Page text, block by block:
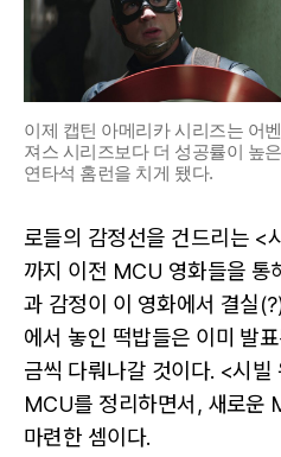
이제 캡틴 아메리카 시리즈는 어벤
져스 시리즈보다 더 성공률이 높은
연타석 홈런을 치게 됐다.
로들의 감정선을 건드리는 <
까지 이전 MCU 영화들을 통
과 감정이 이 영화에서 결실
에서 놓인 떡밥들은 이미 발
금씩 다뤄나갈 것이다. <시빌
MCU를 정리하면서, 새로운
마련한 셈이다.